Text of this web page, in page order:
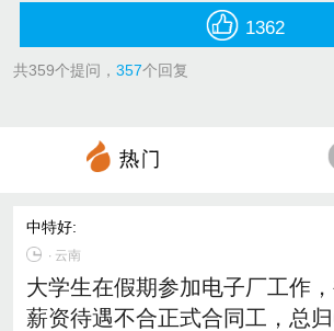
工会法律援助律师团成员，专注于劳
义务回答网友的提问。关于劳动者权
劳动权利保障，问我吧！
1362
共359个提问， 357个回复
中特好:
∙ 云南
大学生在假期参加电子厂工作
薪资待遇不合正式合同工，总